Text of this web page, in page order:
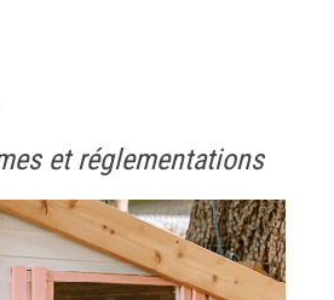
et réglementations